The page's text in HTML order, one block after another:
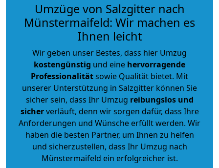
Umzüge von Salzgitter nach
Münstermaifeld: Wir machen es
Ihnen leicht
Wir geben unser Bestes, dass hier Umzug
kostengünstig und eine hervorragende
Professionalitätsowie Qualität bietet. Mit
unserer Unterstützung in Salzgitter können Sie
sicher sein, dass Ihr Umzug reibungslos und
sicherverläuft, denn wir sorgen dafür, dass Ihre
Anforderungen und Wünsche erfüllt werden. Wir
haben die besten Partner, um Ihnen zu helfen
und sicherzustellen, dass Ihr Umzug nach
Münstermaifeld ein erfolgreicher ist.